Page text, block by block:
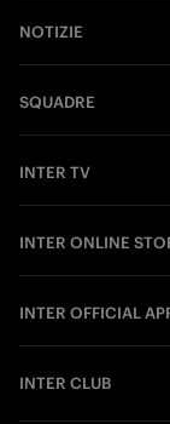
NOTIZIE
SQUADRE
INTER TV
INTER ONLINE
INTER OFFICIAL
INTER CLUB